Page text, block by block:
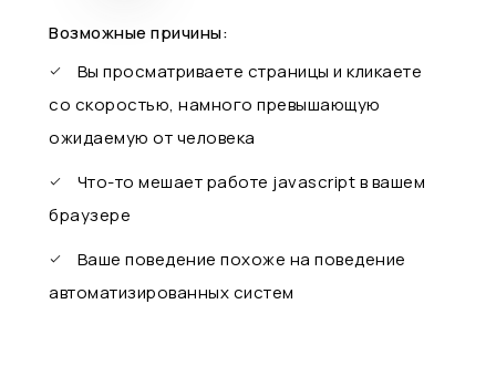
Возможные причины:
Вы просматриваете страницы и кликаете
со скоростью, намного превышающую
ожидаемую от человека
Что-то мешает работе javascript в вашем
браузере
Ваше поведение похоже на поведение
автоматизированных систем